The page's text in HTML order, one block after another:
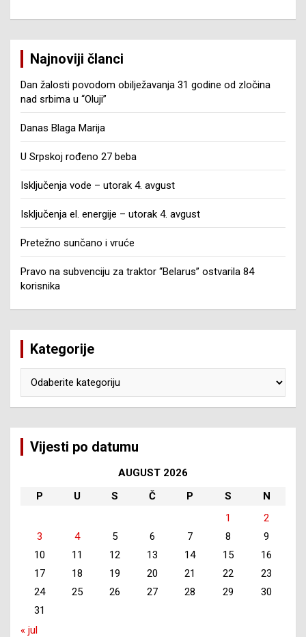
Najnoviji članci
Dan žalosti povodom obilježavanja 31 godine od zločina
nad srbima u “Oluji”
Danas Blaga Marija
U Srpskoj rođeno 27 beba
Isključenja vode – utorak 4. avgust
Isključenja el. energije – utorak 4. avgust
Pretežno sunčano i vruće
Pravo na subvenciju za traktor “Belarus” ostvarila 84
korisnika
Kategorije
Vijesti po datumu
AUGUST 2026
P
U S Č P S
N
1
2
3
4 5 6 7 8
9
10
11 12 13 14 15
16
17
18 19 20 21 22
23
24
25 26 27 28 29
30
31
« jul